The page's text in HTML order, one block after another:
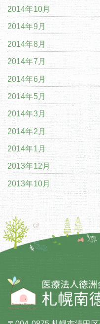
2014年10月
2014年9月
2014年8月
2014年7月
2014年6月
2014年5月
2014年3月
2014年2月
2014年1月
2013年12月
2013年10月